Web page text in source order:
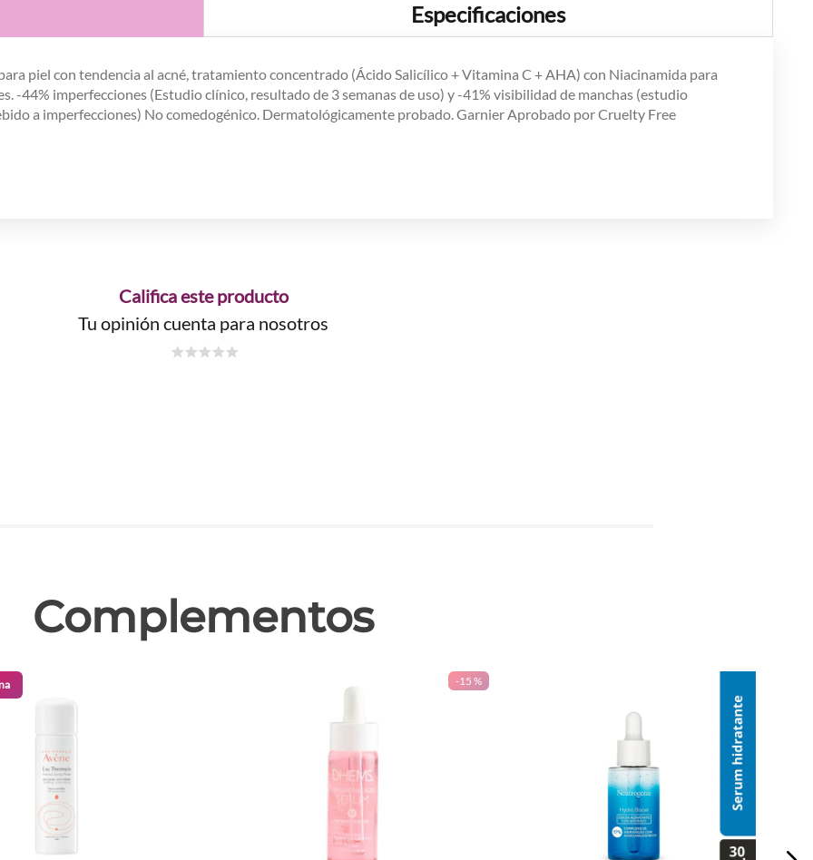
Especificaciones
piel con tendencia al acné, tratamiento concentrado (Ácido Salicílico + Vitamina C + AHA) con Niacinamida para
-44% imperfecciones (Estudio clínico, resultado de 3 semanas de uso) y -41% visibilidad de manchas (estudio
a imperfecciones) No comedogénico. Dermatológicamente probado. Garnier Aprobado por Cruelty Free
Califica este producto
Tu opinión cuenta para nosotros
Complementos
-15 %